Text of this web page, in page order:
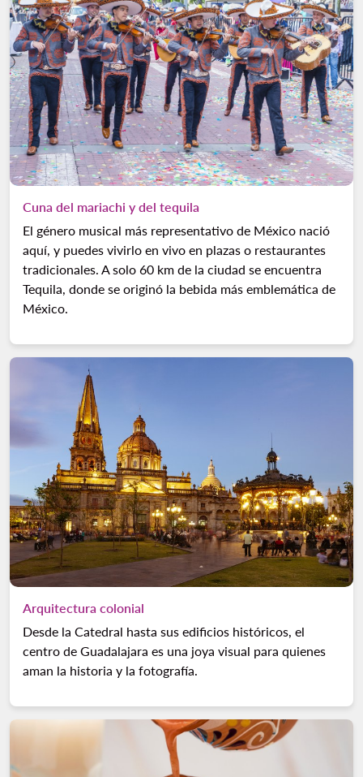
Cuna del mariachi y del tequila
El género musical más representativo de México nació
aquí, y puedes vivirlo en vivo en plazas o restaurantes
tradicionales. A solo 60 km de la ciudad se encuentra
Tequila, donde se originó la bebida más emblemática de
México.
Arquitectura colonial
Desde la Catedral hasta sus edificios históricos, el
centro de Guadalajara es una joya visual para quienes
aman la historia y la fotografía.